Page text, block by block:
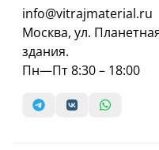
info@vitrajmaterial.ru
Москва, ул.
здания.
Пн—Пт 8:30 – 18:00